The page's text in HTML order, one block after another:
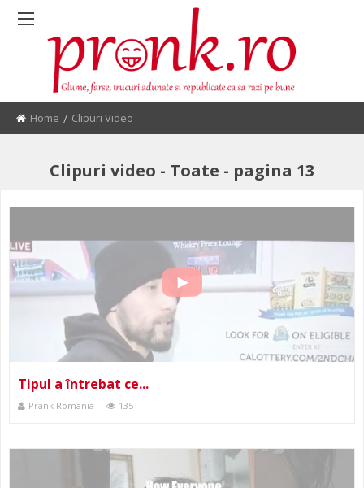
Home Current:
Clipuri Video
Clipuri video - Toate - pagina 13
Tipul a întrebat ce...
Prank Romania 135